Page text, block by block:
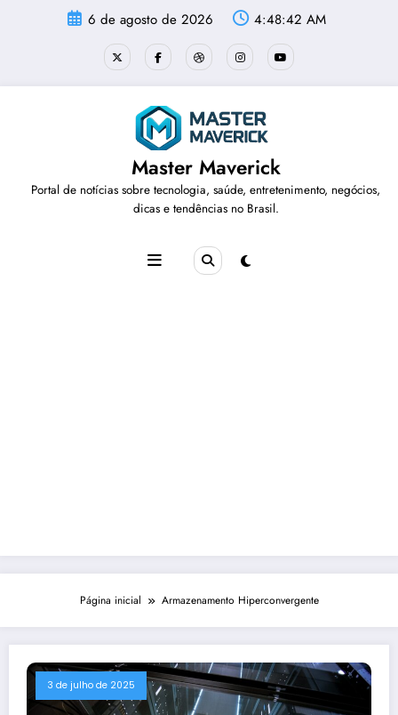
6 de agosto de 2026 4:48:42 AM
Master Maverick
Portal de notícias sobre tecnologia, saúde, entretenimento, negócios,
dicas e tendências no Brasil.
Página inicial Armazenamento Hiperconvergente
3 de julho de 2025